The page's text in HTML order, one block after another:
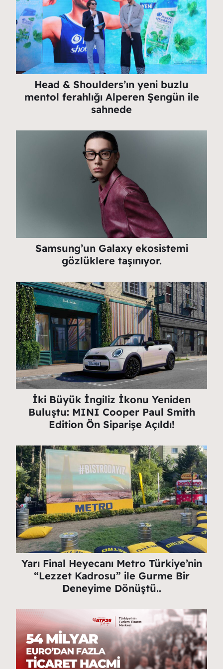
Head & Shoulders’ın yeni buzlu
mentol ferahlığı Alperen Şengün ile
sahnede
Samsung’un Galaxy ekosistemi
gözlüklere taşınıyor.
İki Büyük İngiliz İkonu Yeniden
Buluştu: MINI Cooper Paul Smith
Edition Ön Siparişe Açıldı!
Yarı Final Heyecanı Metro Türkiye’nin
“Lezzet Kadrosu” ile Gurme Bir
Deneyime Dönüştü..